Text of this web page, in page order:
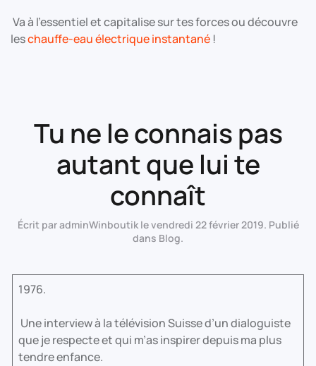
Va à l’essentiel et capitalise sur tes forces ou découvre
leschauffe-eau électrique instantané !
Tu ne le connais pas
autant que lui te
connaît
Écrit paradminWinboutiklevendredi 22 février 2019. Publié
dans Blog.
1976.
Une interview à la télévision Suisse d’un dialoguiste
que je respecte et qui m’as inspirer depuis ma plus
tendre enfance.